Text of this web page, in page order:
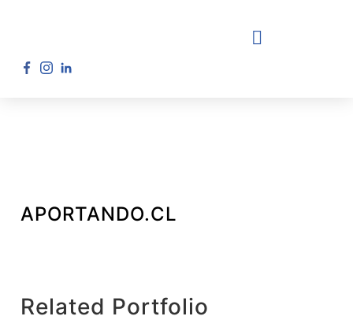
APORTANDO.CL
Related Portfolio